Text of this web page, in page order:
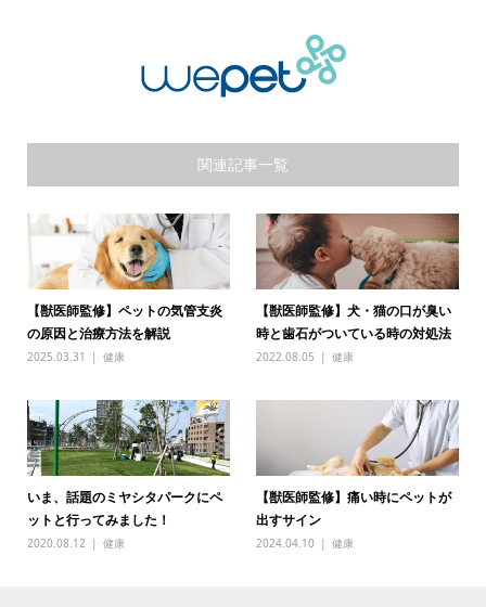
関連記事一覧
【獣医師監修】ペットの気管支炎
の原因と治療方法を解説
2025.03.31 健康
【獣医師監修】犬・猫の口が臭い
時と歯石がついている時の対処法
2022.08.05 健康
いま、話題のミヤシタパークにペ
ットと行ってみました！
2020.08.12 健康
【獣医師監修】痛い時にペットが
出すサイン
2024.04.10 健康